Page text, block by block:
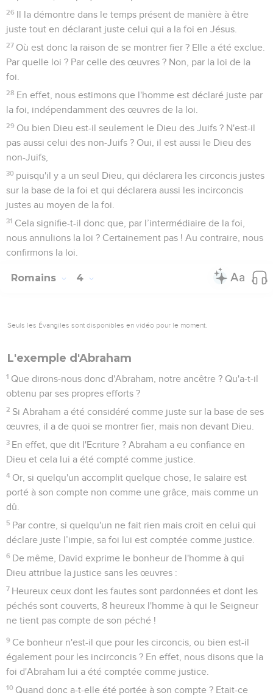
26 Il la démontre dans le temps présent de manière à être
juste tout en déclarant juste celui qui a la foi en Jésus.
27 Où est donc la raison de se montrer fier ? Elle a été exclue.
Par quelle loi ? Par celle des œuvres ? Non, par la loi de la
foi.
28 En effet, nous estimons que l'homme est déclaré juste par
la foi, indépendamment des œuvres de la loi.
29 Ou bien Dieu est-il seulement le Dieu des Juifs ? N'est-il
pas aussi celui des non-Juifs ? Oui, il est aussi le Dieu des
non-Juifs,
30 puisqu'il y a un seul Dieu, qui déclarera les circoncis justes
sur la base de la foi et qui déclarera aussi les incirconcis
justes au moyen de la foi.
31 Cela signifie-t-il donc que, par l’intermédiaire de la foi,
nous annulions la loi ? Certainement pas ! Au contraire, nous
confirmons la loi.
Romains 4
Seuls les Évangiles sont disponibles en vidéo pour le moment.
L'exemple d'Abraham
1 Que dirons-nous donc d'Abraham, notre ancêtre ? Qu'a-t-il
obtenu par ses propres efforts ?
2 Si Abraham a été considéré comme juste sur la base de ses
œuvres, il a de quoi se montrer fier, mais non devant Dieu.
3 En effet, que dit l'Ecriture ? Abraham a eu confiance en
Dieu et cela lui a été compté comme justice.
4 Or, si quelqu'un accomplit quelque chose, le salaire est
porté à son compte non comme une grâce, mais comme un
dû.
5 Par contre, si quelqu'un ne fait rien mais croit en celui qui
déclare juste l’impie, sa foi lui est comptée comme justice.
6 De même, David exprime le bonheur de l'homme à qui
Dieu attribue la justice sans les œuvres :
7 Heureux ceux dont les fautes sont pardonnées et dont les
péchés sont couverts, 8 heureux l'homme à qui le Seigneur
ne tient pas compte de son péché !
9 Ce bonheur n'est-il que pour les circoncis, ou bien est-il
également pour les incirconcis ? En effet, nous disons que la
foi d'Abraham lui a été comptée comme justice.
10 Quand donc a-t-elle été portée à son compte ? Etait-ce